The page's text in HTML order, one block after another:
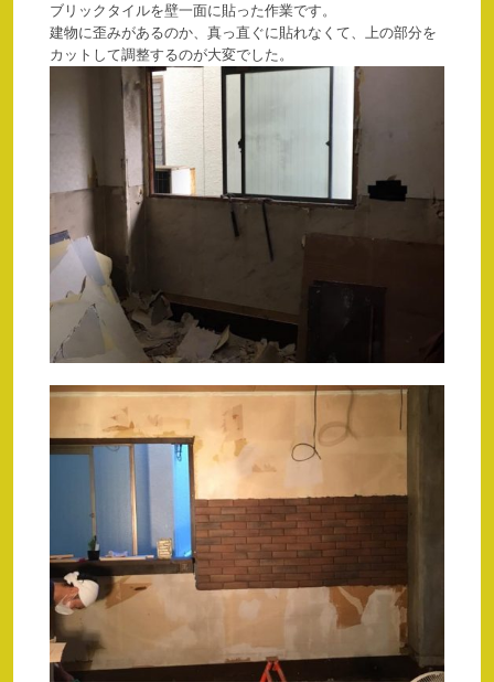
ブリックタイルを壁一面に貼った作業です。
建物に歪みがあるのか、真っ直ぐに貼れなくて、上の部分を
カットして調整するのが大変でした。